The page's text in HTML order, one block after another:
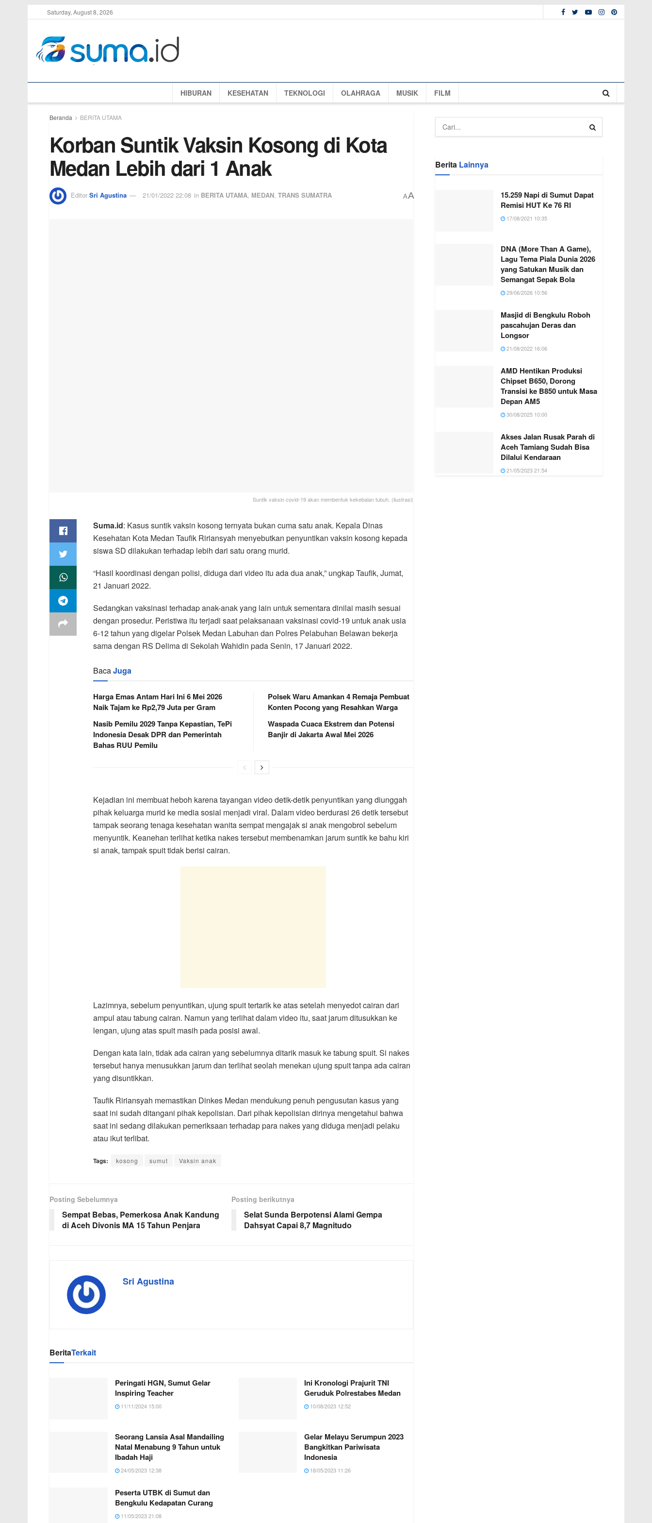
Saturday, August 8, 2026
HIBURAN KESEHATAN TEKNOLOGI OLAHRAGA MUSIK FILM
Beranda BERITA UTAMA
Korban Suntik Vaksin Kosong di Kota
Medan Lebih dari 1 Anak
Editor Sri Agustina 21/01/2022 22:08 in BERITA UTAMA, MEDAN, TRANS SUMATRA AA
Suntik vaksin covid-19 akan membentuk kekebalan tubuh. (ilustrasi)
Suma.id: Kasus suntik vaksin kosong ternyata bukan cuma satu anak. Kepala Dinas
Kesehatan Kota Medan Taufik Ririansyah menyebutkan penyuntikan vaksin kosong kepada
siswa SD dilakukan terhadap lebih dari satu orang murid.
“Hasil koordinasi dengan polisi, diduga dari video itu ada dua anak,” ungkap Taufik, Jumat,
21 Januari 2022.
Sedangkan vaksinasi terhadap anak-anak yang lain untuk sementara dinilai masih sesuai
dengan prosedur. Peristiwa itu terjadi saat pelaksanaan vaksinasi covid-19 untuk anak usia
6-12 tahun yang digelar Polsek Medan Labuhan dan Polres Pelabuhan Belawan bekerja
sama dengan RS Delima di Sekolah Wahidin pada Senin, 17 Januari 2022.
BacaJuga
Harga Emas Antam Hari Ini 6 Mei 2026
Naik Tajam ke Rp2,79 Juta per Gram
Nasib Pemilu 2029 Tanpa Kepastian, TePi
Indonesia Desak DPR dan Pemerintah
Bahas RUU Pemilu
Polsek Waru Amankan 4 Remaja Pembuat
Konten Pocong yang Resahkan Warga
Waspada Cuaca Ekstrem dan Potensi
Banjir di Jakarta Awal Mei 2026
Kejadian ini membuat heboh karena tayangan video detik-detik penyuntikan yang diunggah
pihak keluarga murid ke media sosial menjadi viral. Dalam video berdurasi 26 detik tersebut
tampak seorang tenaga kesehatan wanita sempat mengajak si anak mengobrol sebelum
menyuntik. Keanehan terlihat ketika nakes tersebut membenamkan jarum suntik ke bahu kiri
si anak, tampak spuit tidak berisi cairan.
Lazimnya, sebelum penyuntikan, ujung spuit tertarik ke atas setelah menyedot cairan dari
ampul atau tabung cairan. Namun yang terlihat dalam video itu, saat jarum ditusukkan ke
lengan, ujung atas spuit masih pada posisi awal.
Dengan kata lain, tidak ada cairan yang sebelumnya ditarik masuk ke tabung spuit. Si nakes
tersebut hanya menusukkan jarum dan terlihat seolah menekan ujung spuit tanpa ada cairan
yang disuntikkan.
Taufik Ririansyah memastikan Dinkes Medan mendukung penuh pengusutan kasus yang
saat ini sudah ditangani pihak kepolisian. Dari pihak kepolisian dirinya mengetahui bahwa
saat ini sedang dilakukan pemeriksaan terhadap para nakes yang diduga menjadi pelaku
atau ikut terlibat.
Tags: kosong sumut Vaksin anak
Posting Sebelumnya
Sempat Bebas, Pemerkosa Anak Kandung
di Aceh Divonis MA 15 Tahun Penjara
Posting berikutnya
Selat Sunda Berpotensi Alami Gempa
Dahsyat Capai 8,7 Magnitudo
Sri Agustina
BeritaTerkait
Peringati HGN, Sumut Gelar
Inspiring Teacher
11/11/2024 15:00
Ini Kronologi Prajurit TNI
Geruduk Polrestabes Medan
10/08/2023 12:52
Seorang Lansia Asal Mandailing
Natal Menabung 9 Tahun untuk
Ibadah Haji
24/05/2023 12:38
Gelar Melayu Serumpun 2023
Bangkitkan Pariwisata
Indonesia
18/05/2023 11:26
Peserta UTBK di Sumut dan
Bengkulu Kedapatan Curang
11/05/2023 21:08
Berita Lainnya
15.259 Napi di Sumut Dapat
Remisi HUT Ke 76 RI
17/08/2021 10:35
DNA (More Than A Game),
Lagu Tema Piala Dunia 2026
yang Satukan Musik dan
Semangat Sepak Bola
29/06/2026 10:56
Masjid di Bengkulu Roboh
pascahujan Deras dan
Longsor
21/08/2022 16:06
AMD Hentikan Produksi
Chipset B650, Dorong
Transisi ke B850 untuk Masa
Depan AM5
30/08/2025 10:00
Akses Jalan Rusak Parah di
Aceh Tamiang Sudah Bisa
Dilalui Kendaraan
21/05/2023 21:54